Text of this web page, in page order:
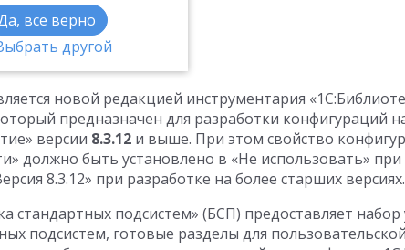
все верно
другой
ИТС
новой редакцией инструментария
предназначен для разработки конфигураций
версии 8.3.12 и выше. При этом свойство
должно быть установлено в «Не использовать»
8.3.12» при разработке на более старших версиях.
стандартных подсистем» (БСП) предоставляет
подсистем, готовые разделы для